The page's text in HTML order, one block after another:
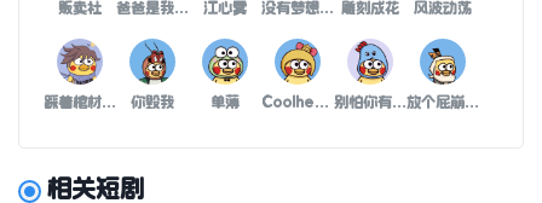
贩卖社 爸爸是我最爱的男人 江心雾 没有梦想、何必远方 雕刻成花 风波动荡
踩着棺材踏鬼步 你毁我 单薄 Coolheart° 别怕你有我在 放个屁崩死你
相关短剧